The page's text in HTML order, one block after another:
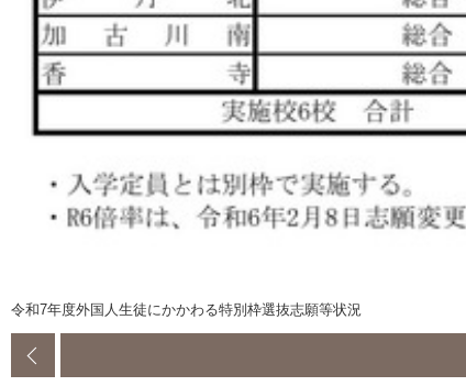
令和7年度外国人生徒にかかわる特別枠選抜志願等状況